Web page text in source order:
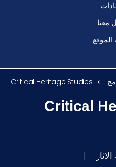
معنا
Critical Heritage Studies
Critical
|